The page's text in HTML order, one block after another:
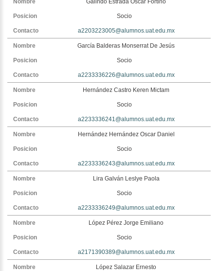
Galindo Estrada Oscar Fortino
Socio
a2203223005@alumnos.uat.edu.mx
García Balderas Monserrat De Jesús
Socio
a2233336226@alumnos.uat.edu.mx
Hernández Castro Keren Mictam
Socio
a2233336241@alumnos.uat.edu.mx
Hernández Hernández Oscar Daniel
Socio
a2233336243@alumnos.uat.edu.mx
Lira Galván Leslye Paola
Socio
a2233336249@alumnos.uat.edu.mx
López Pérez Jorge Emiliano
Socio
a2171390389@alumnos.uat.edu.mx
López Salazar Ernesto